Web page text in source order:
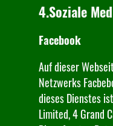
4.Soziale
Facebook
Auf dieser
Netzwerks
dieses Dienstes
Limited, 4 Grand